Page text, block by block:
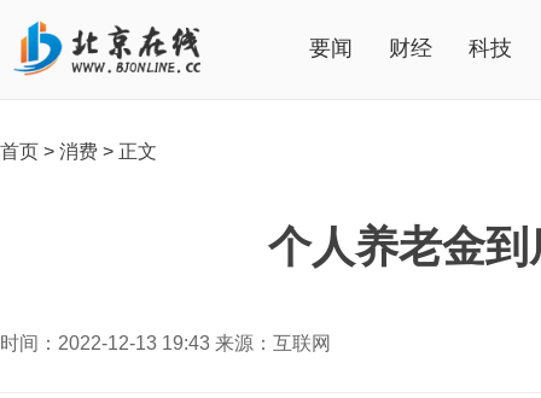
要闻 财经 科技
首页 > 消费 > 正文
个人养老金
时间：2022-12-13 19:43 来源：互联网